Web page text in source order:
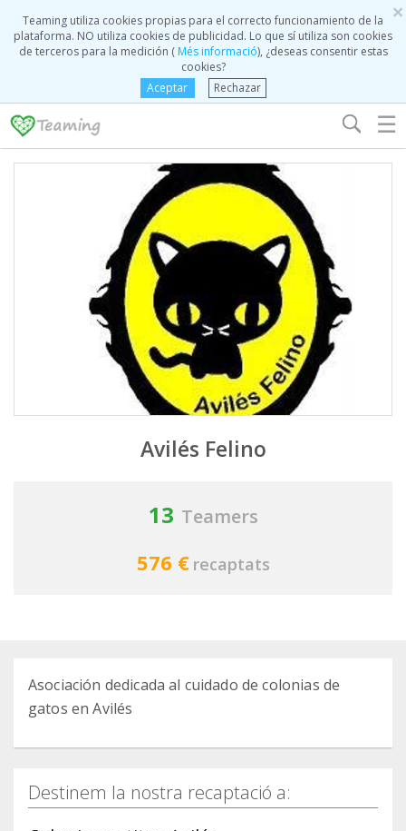
×
Teaming utiliza cookies propias para el correcto funcionamiento de la
plataforma. NO utiliza cookies de publicidad. Lo que sí utiliza son cookies
de terceros para la medición (Més informació), ¿deseas consentir estas
cookies?
Aceptar
Rechazar
☰
Avilés Felino
13 Teamers
576 € recaptats
Asociación dedicada al cuidado de colonias de
gatos en Avilés
Destinem la nostra recaptació a: